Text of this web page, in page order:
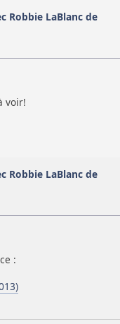
Robbie LaBlanc de
voir!
Robbie LaBlanc de
: